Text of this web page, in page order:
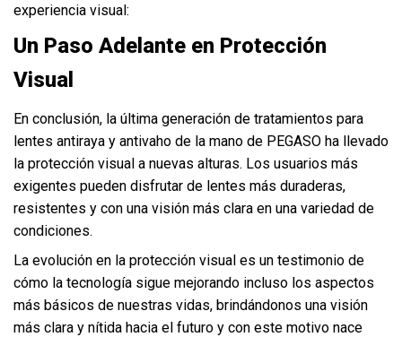
experiencia visual:
Un Paso Adelante en Protección
Visual
En conclusión, la última generación de tratamientos para
lentes antiraya y antivaho de la mano de PEGASO ha llevado
la protección visual a nuevas alturas. Los usuarios más
exigentes pueden disfrutar de lentes más duraderas,
resistentes y con una visión más clara en una variedad de
condiciones.
La evolución en la protección visual es un testimonio de
cómo la tecnología sigue mejorando incluso los aspectos
más básicos de nuestras vidas, brindándonos una visión
más clara y nítida hacia el futuro y con este motivo nace